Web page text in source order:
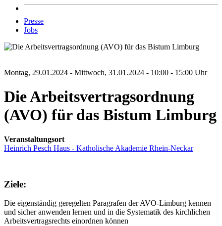
Presse
Jobs
Montag, 29.01.2024 - Mittwoch, 31.01.2024 - 10:00 - 15:00 Uhr
Die Arbeitsvertragsordnung
(AVO) für das Bistum Limburg
Veranstaltungsort
Heinrich Pesch Haus - Katholische Akademie Rhein-Neckar
Ziele:
Die eigenständig geregelten Paragrafen der AVO-Limburg kennen
und sicher anwenden lernen und in die Systematik des kirchlichen
Arbeitsvertragsrechts einordnen können